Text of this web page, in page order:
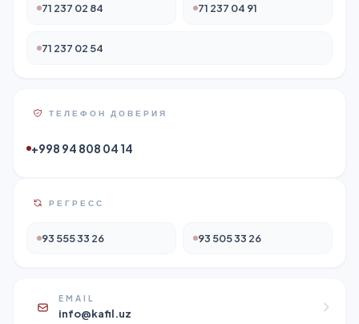
71 237 02 84 71 237 04 91
71 237 02 54
ТЕЛЕФОН ДОВЕРИЯ
+998 94 808 04 14
РЕГРЕСС
93 555 33 26 93 505 33 26
EMAIL
info@kafil.uz